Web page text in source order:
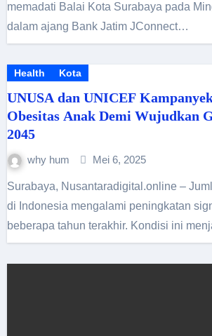
memadati Balai Kota Surabaya pada
dalam ajang Bank Jatim JConnect…
Health Kota
UNUSA dan UNICEF
Obesitas Anak Demi Wujudkan
2045
why hum Mei 6, 2025
Surabaya, Nusantaradigital.online – Jumlah kasus obesitas
di Indonesia mengalami peningkatan
beberapa tahun terakhir. Kondisi ini